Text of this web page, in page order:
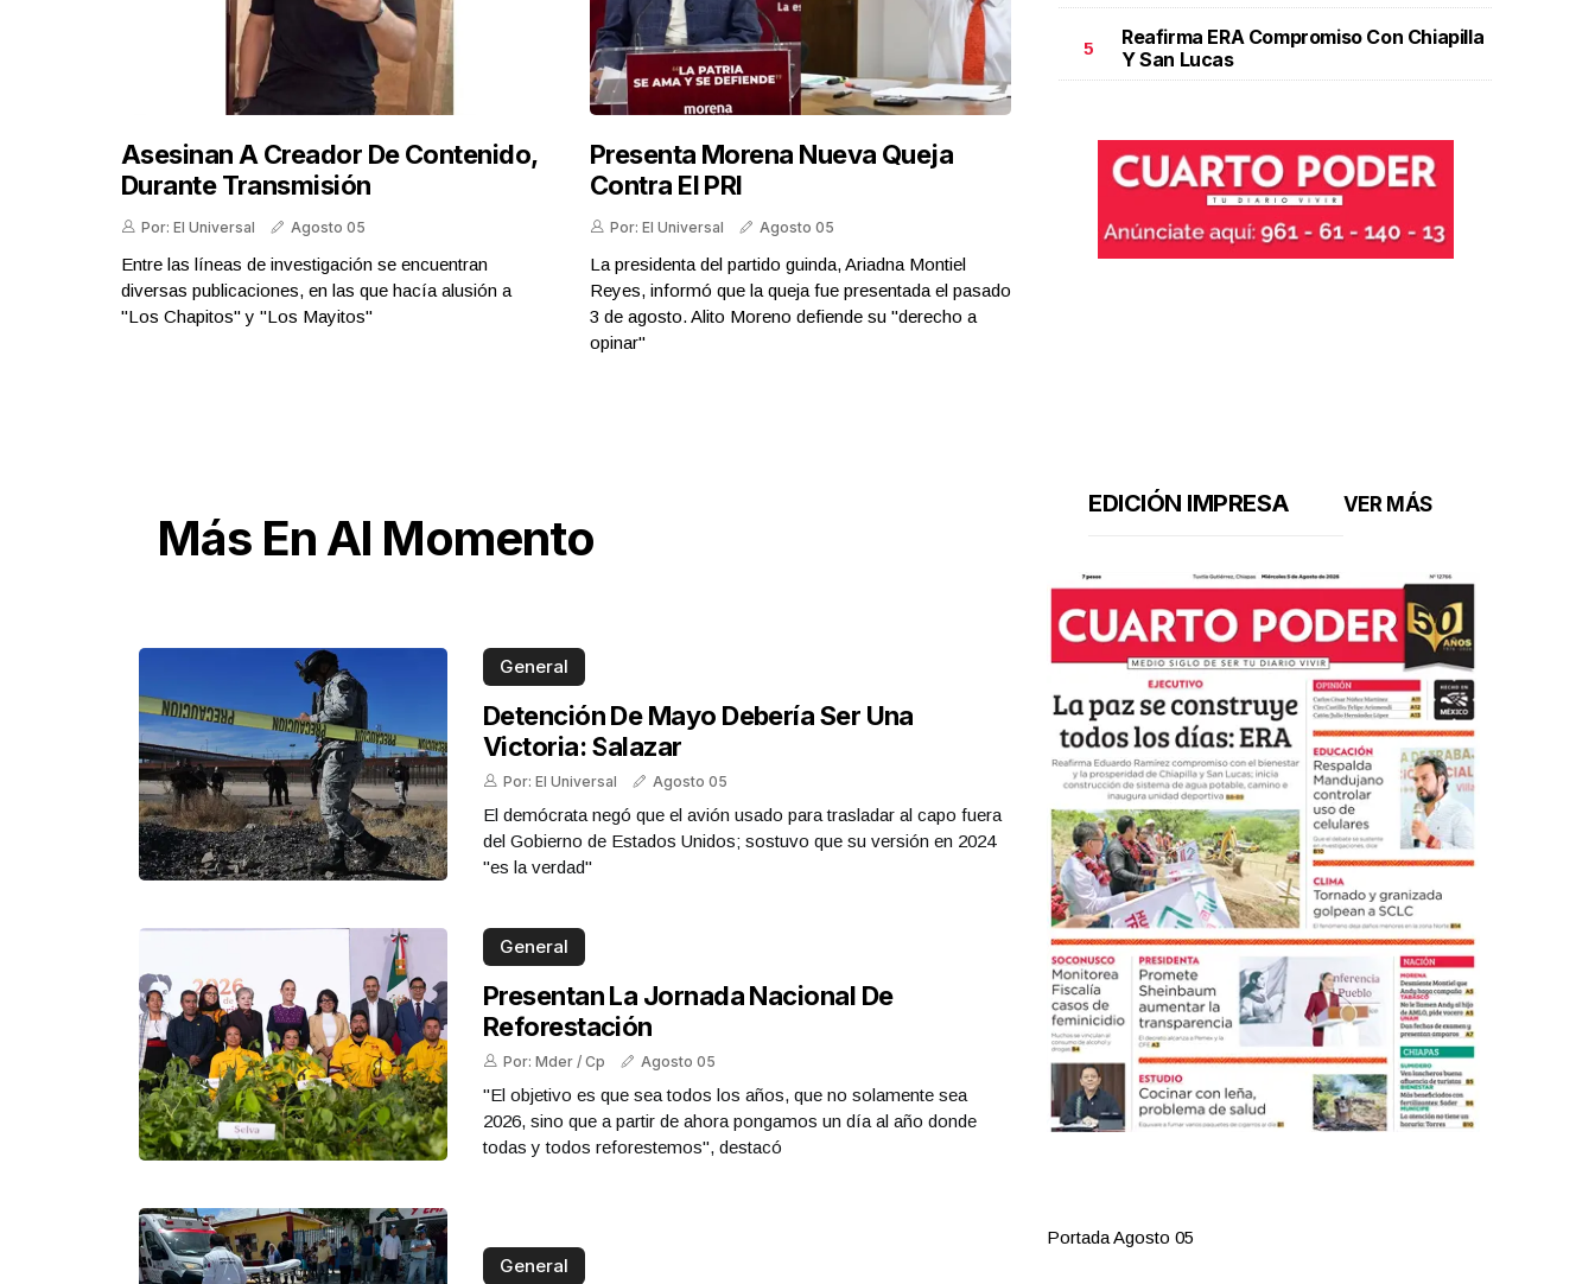
Asesinan A Creador De Contenido,
Durante Transmisión
Por: El Universal Agosto 05
Entre las líneas de investigación se encuentran
diversas publicaciones, en las que hacía alusión a
"Los Chapitos" y "Los Mayitos"
Presenta Morena Nueva Queja
Contra El PRI
Por: El Universal Agosto 05
La presidenta del partido guinda, Ariadna Montiel
Reyes, informó que la queja fue presentada el pasado
3 de agosto. Alito Moreno defiende su "derecho a
opinar"
5
Reafirma ERA Compromiso Con Chiapilla
Y San Lucas
Más En Al Momento
General
Detención De Mayo Debería Ser Una
Victoria: Salazar
Por: El Universal Agosto 05
El demócrata negó que el avión usado para trasladar al capo fuera
del Gobierno de Estados Unidos; sostuvo que su versión en 2024
"es la verdad"
General
Presentan La Jornada Nacional De
Reforestación
Por: Mder / Cp Agosto 05
"El objetivo es que sea todos los años, que no solamente sea
2026, sino que a partir de ahora pongamos un día al año donde
todas y todos reforestemos", destacó
General
EDICIÓN IMPRESA VER MÁS
Portada Agosto 05